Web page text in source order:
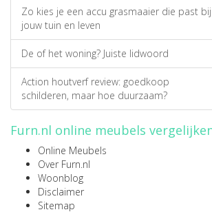
Zo kies je een accu grasmaaier die past bij
jouw tuin en leven
De of het woning? Juiste lidwoord
Action houtverf review: goedkoop
schilderen, maar hoe duurzaam?
Furn.nl online meubels
Online Meubels
Over Furn.nl
Woonblog
Disclaimer
Sitemap